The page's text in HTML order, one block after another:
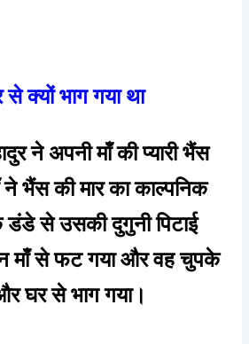
क्यों भाग गया था
ने अपनी माँ की प्यारी भैंस
ने भैंस की मार का काल्पनिक
से उसकी दुगुनी पिटाई
माँ से फट गया और वह चुपके
घर से भाग गया।